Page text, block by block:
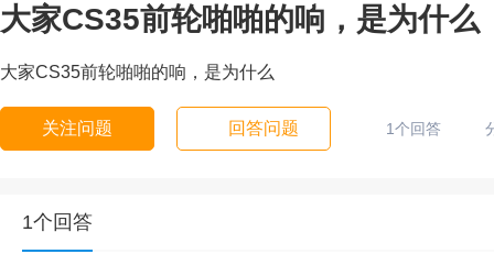
大家CS35前轮啪啪的响，是为什么
大家CS35前轮啪啪的响，是为什么
关注问题 回答问题 1个回答
1个回答